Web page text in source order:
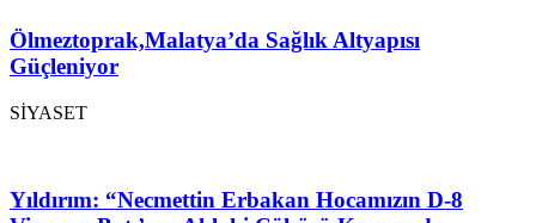
Ölmeztoprak,Malatya’da Sağlık Altyapısı
Güçleniyor
SİYASET
Yıldırım: “Necmettin Erbakan Hocamızın D-8